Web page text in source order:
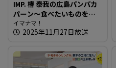
IMP. 椿 泰我の広島パンパカ
パーン～食べたいものを追
求！約70種のパンが並ぶ店
イマナマ！
2025年11月27日放送